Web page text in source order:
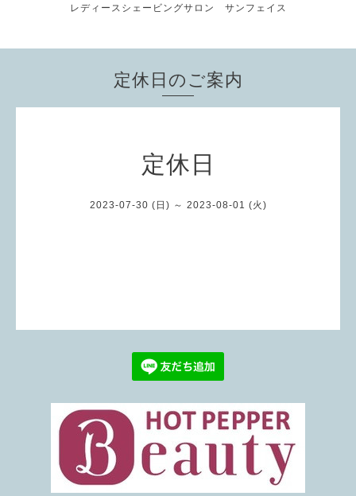
レディースシェービングサロン サンフェイス
定休日のご案内
定休日
2023-07-30 (日) ～ 2023-08-01 (火)